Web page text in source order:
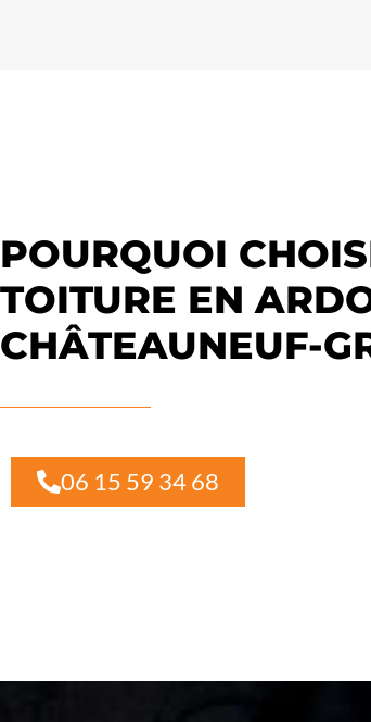
POURQUOI
TOITURE EN
CHÂTEAUNEUF-
06 15 59 34 68